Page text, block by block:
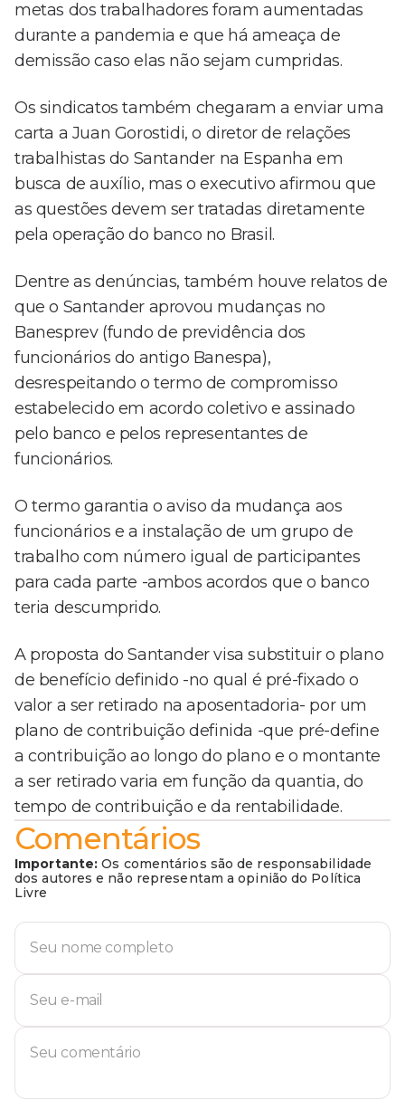
metas dos trabalhadores foram aumentadas
durante a pandemia e que há ameaça de
demissão caso elas não sejam cumpridas.
Os sindicatos também chegaram a enviar uma
carta a Juan Gorostidi, o diretor de relações
trabalhistas do Santander na Espanha em
busca de auxílio, mas o executivo afirmou que
as questões devem ser tratadas diretamente
pela operação do banco no Brasil.
Dentre as denúncias, também houve relatos de
que o Santander aprovou mudanças no
Banesprev (fundo de previdência dos
funcionários do antigo Banespa),
desrespeitando o termo de compromisso
estabelecido em acordo coletivo e assinado
pelo banco e pelos representantes de
funcionários.
O termo garantia o aviso da mudança aos
funcionários e a instalação de um grupo de
trabalho com número igual de participantes
para cada parte -ambos acordos que o banco
teria descumprido.
A proposta do Santander visa substituir o plano
de benefício definido -no qual é pré-fixado o
valor a ser retirado na aposentadoria- por um
plano de contribuição definida -que pré-define
a contribuição ao longo do plano e o montante
a ser retirado varia em função da quantia, do
tempo de contribuição e da rentabilidade.
Comentários
Importante: Os comentários são de responsabilidade
dos autores e não representam a opinião do Política
Livre